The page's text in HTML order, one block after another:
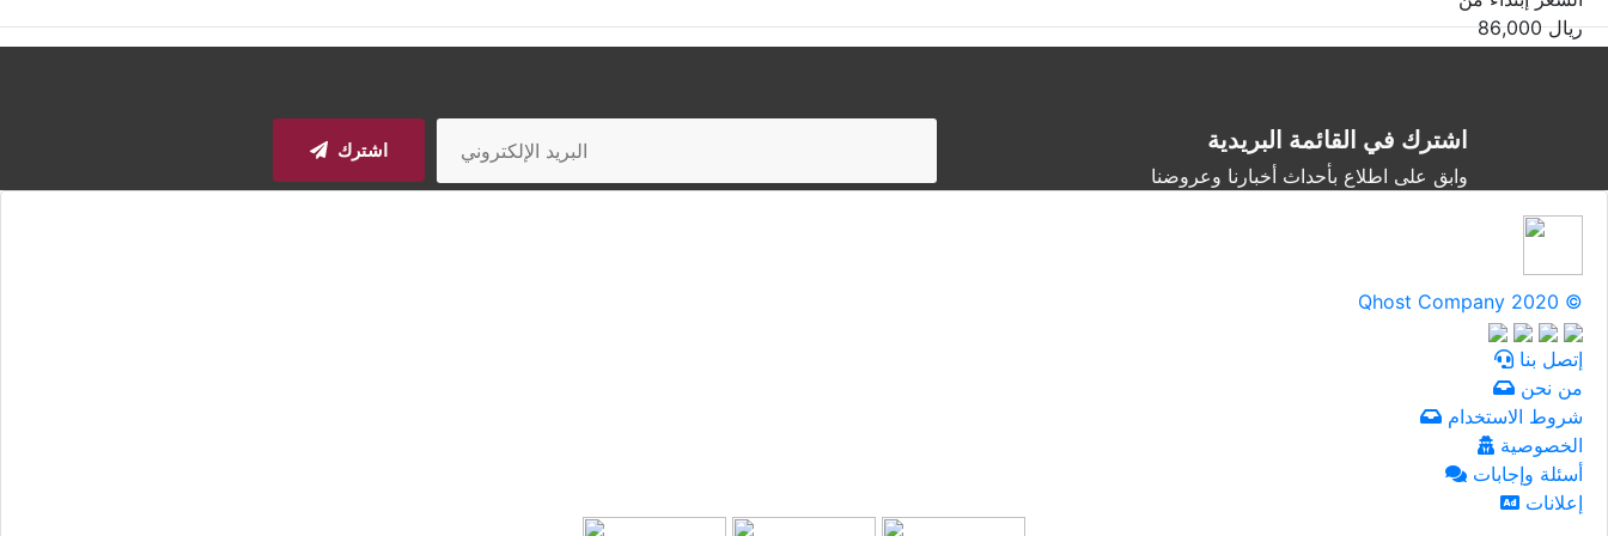
86,000ريال
اشترك في القائمة البريدية
وابق على اطلاع بأحداث أخبارنا وعروضنا
اشترك
Qhost Company 2020 ©
إتصل بنا
من نحن
شروط الاستخدام
الخصوصية
أسئلة وإجابات
إعلانات